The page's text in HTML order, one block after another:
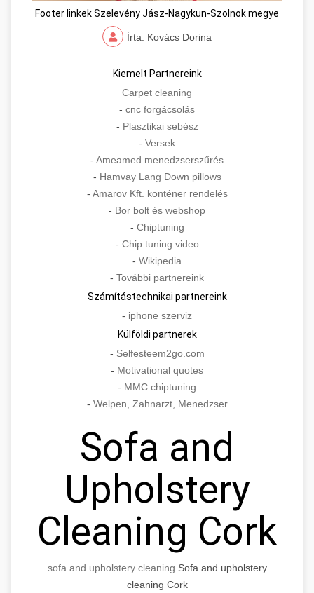
Footer linkek Szelevény Jász-Nagykun-Szolnok megye
Írta: Kovács Dorina
Kiemelt Partnereink
Carpet cleaning
- cnc forgácsolás
- Plasztikai sebész
- Versek
- Ameamed menedzserszűrés
- Hamvay Lang Down pillows
- Amarov Kft. konténer rendelés
- Bor bolt és webshop
- Chiptuning
- Chip tuning video
- Wikipedia
- További partnereink
Számítástechnikai partnereink
- iphone szerviz
Külföldi partnerek
- Selfesteem2go.com
- Motivational quotes
- MMC chiptuning
- Welpen, Zahnarzt, Menedzser
Sofa and
Upholstery
Cleaning Cork
sofa and upholstery cleaning Sofa and upholstery
cleaning Cork